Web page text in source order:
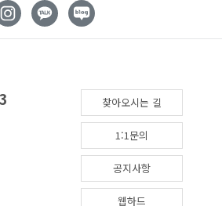
찾아오시는 길
1:1문의
공지사항
웹하드